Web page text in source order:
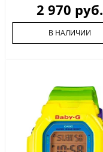
2 970 руб.
В НАЛИЧИИ